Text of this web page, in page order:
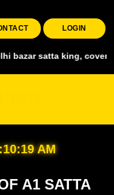
LOGIN
king, covering all
AM
A1 SATTA